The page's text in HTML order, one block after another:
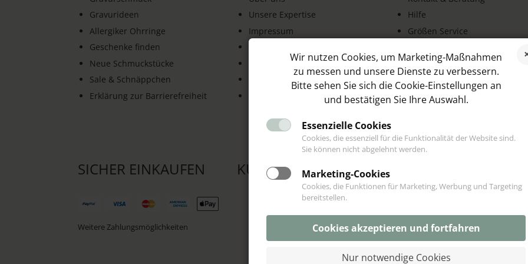
Gravurideen
Allergiker Ohrringe
Geschenke finden
Neue Schmuckstücke
Sale & Schnäppchen
Erklärung zur Barrierefreiheit
Unsere Expertise
Impressum
Datenschutz
Widerruf & Rückgabe
Hilfe
Größen Service
Schmuck Ratgeber
Blog
Kooperationen
SICHER EINKAUFEN
Weitere Zahlungsmöglichkeiten
KUNDENSTIMMEN
Wir nutzen Cookies, um Marketing-Maßnahmen
zu messen und unsere Dienste zu verbessern.
Bitte sehen Sie sich die Cookie-Einstellungen an
und bestätigen Sie Ihre Auswahl.
Essenzielle Cookies
Cookies, die essenziell für die Funktionalität der Website sind.
Sie können nicht abgelehnt werden.
Marketing-Cookies
Cookies, die Funktionen für Marketing, Werbung und Targeting
bereitstellen.
Cookies akzeptieren und fortfahren
Nur notwendige Cookies